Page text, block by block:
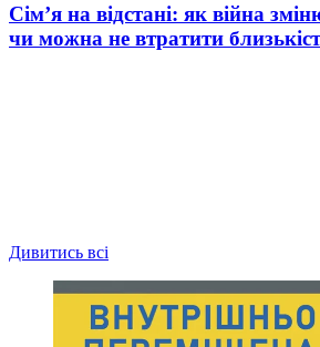
Сім’я на відстані: як війна
чи можна не втратити
Дивитись всі